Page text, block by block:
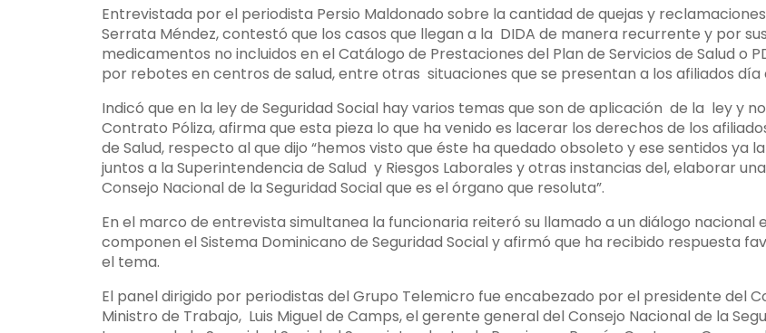
Entrevistada por el periodista Persio Maldonado sobre la cantidad de quejas y
Serrata Méndez, contestó que los casos que llegan a la DIDA de manera recurrente y por
medicamentos no incluidos en el Catálogo de Prestaciones del Plan de Servicios de Salud o
por rebotes en centros de salud, entre otras situaciones que se presentan a los afiliados día
Indicó que en la ley de Seguridad Social hay varios temas que son de aplicación de la ley y
Contrato Póliza, afirma que esta pieza lo que ha venido es lacerar los derechos de los
de Salud, respecto al que dijo “hemos visto que éste ha quedado obsoleto y ese sentidos ya
juntos a la Superintendencia de Salud y Riesgos Laborales y otras instancias del, elaborar
Consejo Nacional de la Seguridad Social que es el órgano que resoluta”.
En el marco de entrevista simultanea la funcionaria reiteró su llamado a un diálogo nacional
componen el Sistema Dominicano de Seguridad Social y afirmó que ha recibido respuesta
el tema.
El panel dirigido por periodistas del Grupo Telemicro fue encabezado por el presidente del
Ministro de Trabajo, Luis Miguel de Camps, el gerente general del Consejo Nacional de la